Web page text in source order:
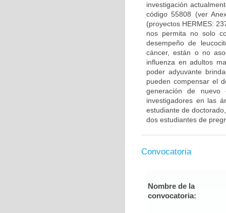
investigación
código 55808 (ver
(proyectos HERMES:
nos permita no solo
desempeño de
cáncer, están o no
influenza en adultos
poder adyuvante
pueden compensar el
generación de nuevo
investigadores en las
estudiante de
dos estudiantes de
Convocatoria
Nombre de la
convocatoria: